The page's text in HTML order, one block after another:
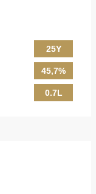
25Y
45,7%
0.7L